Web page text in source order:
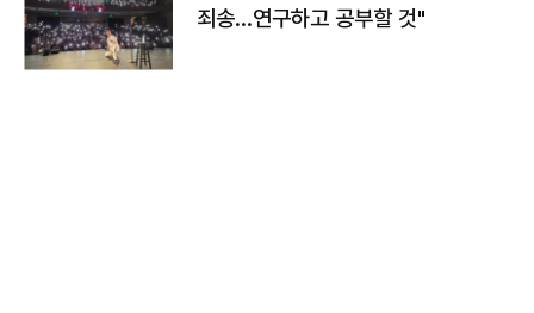
죄송…연구하고 공부할 것"